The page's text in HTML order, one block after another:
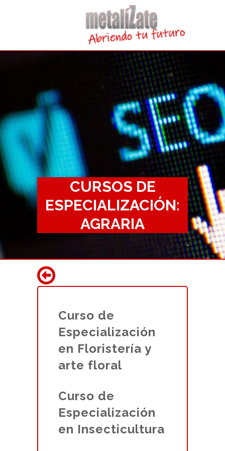
CURSOS DE
ESPECIALIZACIÓN:
AGRARIA
Curso de
Especialización
en Floristería y
arte floral
Curso de
Especialización
en Insecticultura